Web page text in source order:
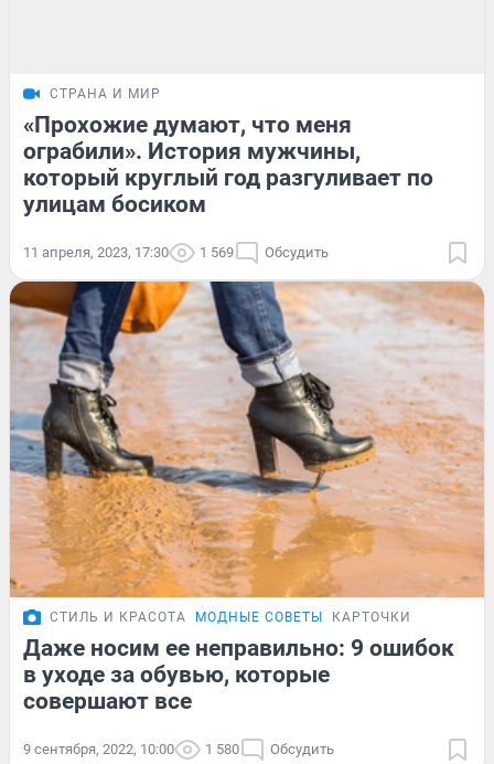
СТРАНА И МИР
«Прохожие думают, что меня
ограбили». История мужчины,
который круглый год разгуливает по
улицам босиком
11 апреля, 2023, 17:30 1 569 Обсудить
СТИЛЬ И КРАСОТА МОДНЫЕ СОВЕТЫ КАРТОЧКИ
Даже носим ее неправильно: 9 ошибок
в уходе за обувью, которые
совершают все
9 сентября, 2022, 10:00 1 580 Обсудить